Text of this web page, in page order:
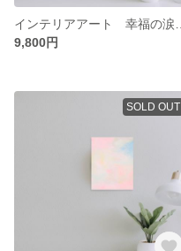
9,800円
SOLD OUT